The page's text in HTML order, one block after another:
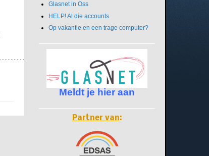
Glasnet in Oss
HELP! Al die accounts
Op vakantie en een trage computer?
Meldt je hier aan
Partner van: